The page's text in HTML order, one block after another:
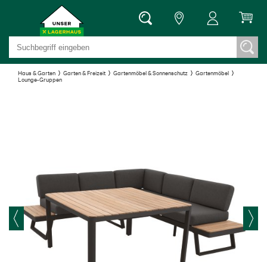
Haus & Garten Garten & Freizeit Gartenmöbel & Sonnenschutz
Gartenmöbel
Lounge-Gruppen